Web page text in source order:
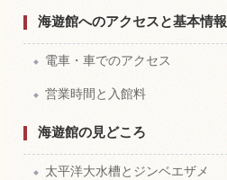
海遊館へのアクセスと基本情報
電車・車でのアクセス
営業時間と入館料
海遊館の見どころ
太平洋大水槽とジンベエザメ